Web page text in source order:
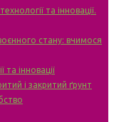
та інновації.
стану: вчимося
та інновації
і закритий ґрунт